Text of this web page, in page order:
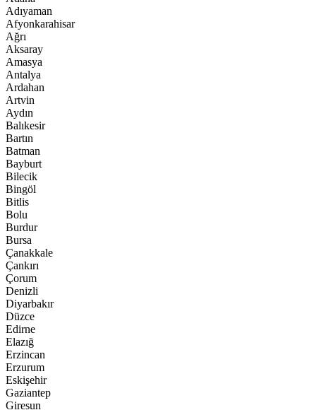
Adıyaman
Afyonkarahisar
Ağrı
Aksaray
Amasya
Antalya
Ardahan
Artvin
Aydın
Balıkesir
Bartın
Batman
Bayburt
Bilecik
Bingöl
Bitlis
Bolu
Burdur
Bursa
Çanakkale
Çankırı
Çorum
Denizli
Diyarbakır
Düzce
Edirne
Elazığ
Erzincan
Erzurum
Eskişehir
Gaziantep
Giresun